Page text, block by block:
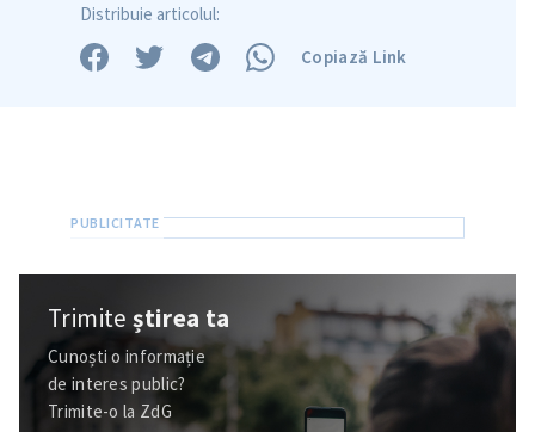
Distribuie articolul:
Copiază Link
Trimiteștirea ta
Cunoști o informație
de interes public?
Trimite-o la ZdG